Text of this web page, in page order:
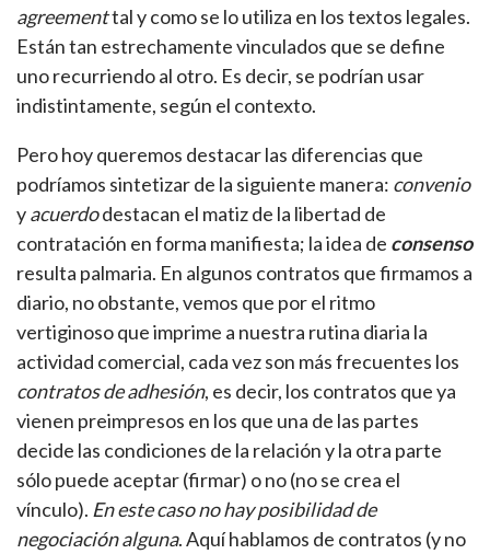
agreementtal y como se lo utiliza en los textos legales.
Están tan estrechamente vinculados que se define
uno recurriendo al otro. Es decir, se podrían usar
indistintamente, según el contexto.
Pero hoy queremos destacar las diferencias que
podríamos sintetizar de la siguiente manera: convenio
yacuerdodestacan el matiz de la libertad de
contratación en forma manifiesta; la idea de consenso
resulta palmaria. En algunos contratos que firmamos a
diario, no obstante, vemos que por el ritmo
vertiginoso que imprime a nuestra rutina diaria la
actividad comercial, cada vez son más frecuentes los
contratos de adhesión, es decir, los contratos que ya
vienen preimpresos en los que una de las partes
decide las condiciones de la relación y la otra parte
sólo puede aceptar (firmar) o no (no se crea el
vínculo). En este caso no hay posibilidad de
negociación alguna. Aquí hablamos de contratos (y no